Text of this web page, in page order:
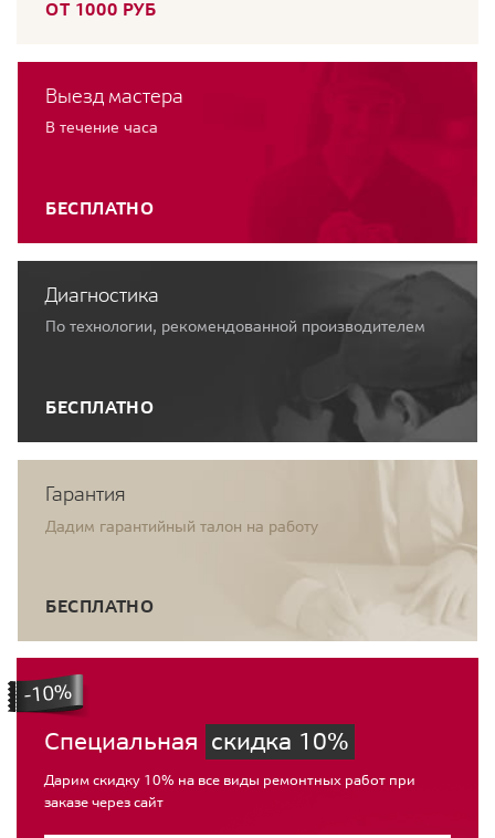
ОТ 1000 РУБ
Выезд мастера
В течение часа
БЕСПЛАТНО
Диагностика
По технологии, рекомендованной производителем
БЕСПЛАТНО
Гарантия
Дадим гарантийный талон на работу
БЕСПЛАТНО
Специальная скидка 10%
Дарим скидку 10% на все виды ремонтных работ при
заказе через сайт